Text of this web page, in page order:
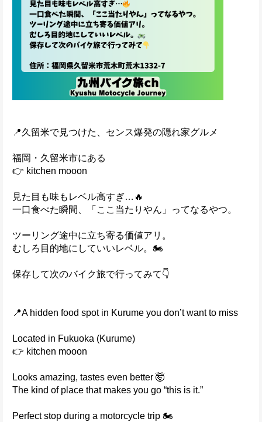
📍久留米で見つけた、センス爆発の隠れ家グルメ
福岡・久留米市にある
👉 kitchen mooon
見た目も味もレベル高すぎ…🔥
一口食べた瞬間、「ここ当たりやん」ってなるやつ。
ツーリング途中に立ち寄る価値アリ。
むしろ目的地にしていいレベル。🏍️
保存して次のバイク旅で行ってみて👇
📍A hidden food spot in Kurume you don’t want to miss
Located in Fukuoka (Kurume)
👉 kitchen mooon
Looks amazing, tastes even better 🤯
The kind of place that makes you go “this is it.”
Perfect stop during a motorcycle trip 🏍️